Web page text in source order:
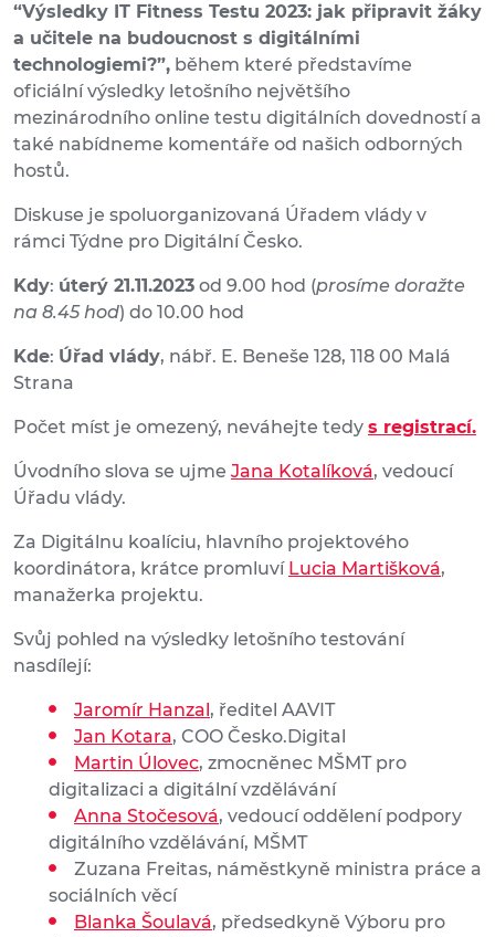
“Výsledky IT Fitness Testu 2023: jak připravit žáky
a učitele na budoucnost s digitálními
technologiemi?”, během které představíme
oficiální výsledky letošního největšího
mezinárodního online testu digitálních dovedností a
také nabídneme komentáře od našich odborných
hostů.
Diskuse je spoluorganizovaná Úřadem vlády v
rámci Týdne pro Digitální Česko.
Kdy: úterý 21.11.2023 od 9.00 hod (prosíme doražte
na 8.45 hod) do 10.00 hod
Kde: Úřad vlády, nábř. E. Beneše 128, 118 00 Malá
Strana
Počet míst je omezený, neváhejte tedy s registrací.
Úvodního slova se ujme Jana Kotalíková, vedoucí
Úřadu vlády.
Za Digitálnu koalíciu, hlavního projektového
koordinátora, krátce promluví Lucia Martišková,
manažerka projektu.
Svůj pohled na výsledky letošního testování
nasdílejí:
Jaromír Hanzal , ředitel AAVIT
Jan Kotara, COO Česko.Digital
Martin Úlovec, zmocněnec MŠMT pro
digitalizaci a digitální vzdělávání
Anna Stočesová, vedoucí oddělení podpory
digitálního vzdělávání, MŠMT
Zuzana Freitas, náměstkyně ministra práce a
sociálních věcí
Blanka Šoulavá, předsedkyně Výboru pro